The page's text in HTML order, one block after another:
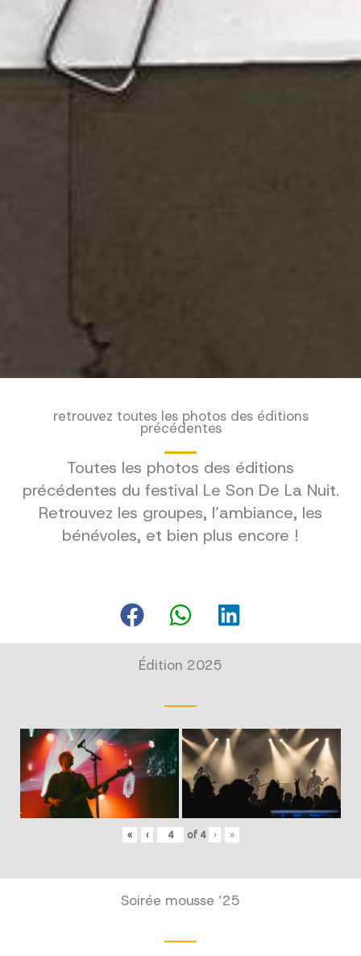
retrouvez toutes les photos des éditions
précédentes
Toutes les photos des éditions
précédentes du festival Le Son De La Nuit.
Retrouvez les groupes, l’ambiance, les
bénévoles, et bien plus encore !
Édition 2025
« ‹ of 4 › »
Soirée mousse ’25